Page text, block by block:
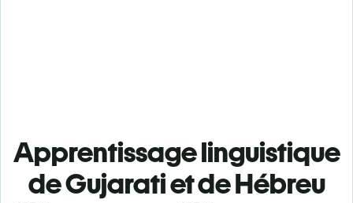
Apprentissage linguistique
de Gujarati et de Hébreu